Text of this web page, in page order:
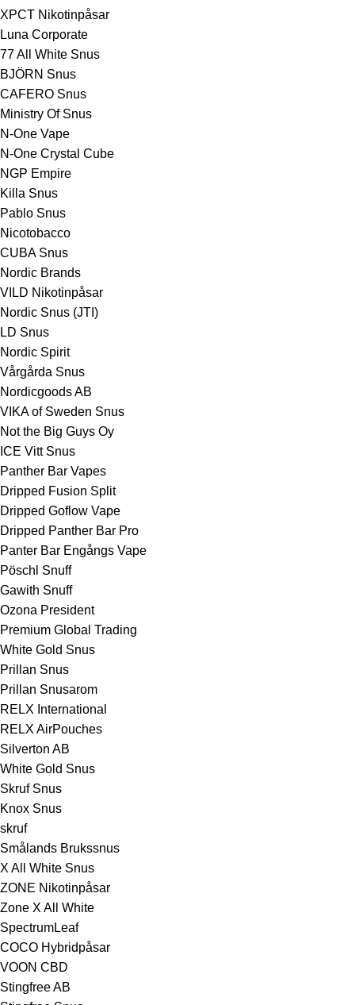
XPCT Nikotinpåsar
Luna Corporate
77 All White Snus
BJÖRN Snus
CAFERO Snus
Ministry Of Snus
N-One Vape
N-One Crystal Cube
NGP Empire
Killa Snus
Pablo Snus
Nicotobacco
CUBA Snus
Nordic Brands
VILD Nikotinpåsar
Nordic Snus (JTI)
LD Snus
Nordic Spirit
Vårgårda Snus
Nordicgoods AB
VIKA of Sweden Snus
Not the Big Guys Oy
ICE Vitt Snus
Panther Bar Vapes
Dripped Fusion Split
Dripped Goflow Vape
Dripped Panther Bar Pro
Panter Bar Engångs Vape
Pöschl Snuff
Gawith Snuff
Ozona President
Premium Global Trading
White Gold Snus
Prillan Snus
Prillan Snusarom
RELX International
RELX AirPouches
Silverton AB
White Gold Snus
Skruf Snus
Knox Snus
skruf
Smålands Brukssnus
X All White Snus
ZONE Nikotinpåsar
Zone X All White
SpectrumLeaf
COCO Hybridpåsar
VOON CBD
Stingfree AB